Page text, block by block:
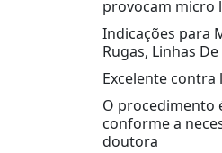
provocam micro
Indicações para
Rugas, Linhas
Excelente
O procedimento
conforme a
doutora